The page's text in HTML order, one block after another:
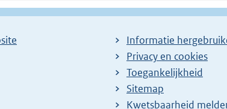
Informatie
Privacy en cookies
Toegankelijkheid
Sitemap
E
Kwetsbaarheid